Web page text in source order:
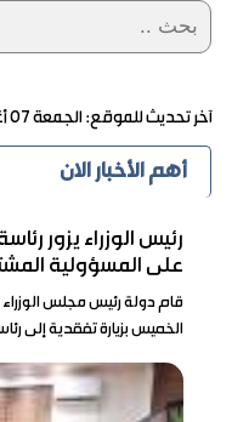
آخر تحديث للموقع: الجمعة ٠٧ أغسطس ٢٠٢٦ الساعة ١٢:٣١ صباحاً
أهم الأخبار الان
رئيس الوزراء يزور
على المسؤولية
قام دولة رئيس مجلس الوزراء
الخميس بزيارة تفقدية إلى